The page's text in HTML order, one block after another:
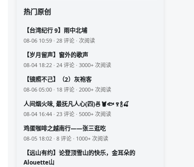
热门原创
【台湾纪行 9】雨中北埔
08-06 10:59 · 28 评论 · 次阅读
【岁月留声】窗外的歌声
08-04 18:22 · 24 评论 · 3000+ 次阅读
【镜照不己】（2）灰袍客
08-06 05:00 · 18 评论 · 2000+ 次阅读
人间烟火味, 最抚凡人心(四)🍜🦞🐟🍷🍾🍒
08-04 16:44 · 23 评论 · 5000+ 次阅读
鸡蛋咖啡之越南行——张三逛吃
08-05 18:02 · 8 评论 · 1000+ 次阅读
【远山有约】论登顶雪山的快乐，金耳朵的
Alouette山